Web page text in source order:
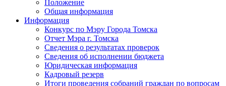
Положение
Общая информация
Информация
Конкурс по Мэру Города Томска
Отчет Мэра г. Томска
Сведения о результатах проверок
Сведения об исполнении бюджета
Юридическая информация
Кадровый резерв
Итоги проведения собраний граждан по вопросам